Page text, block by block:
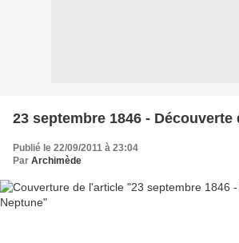
23 septembre 1846 - Découverte
Publié le 22/09/2011 à 23:04
Par Archimède